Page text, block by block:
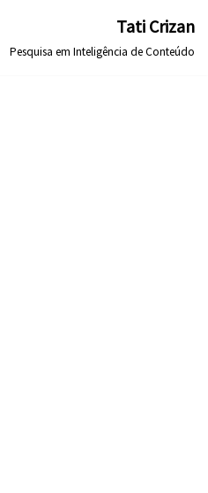
Tati Crizan
Pesquisa em Inteligência de Conteúdo